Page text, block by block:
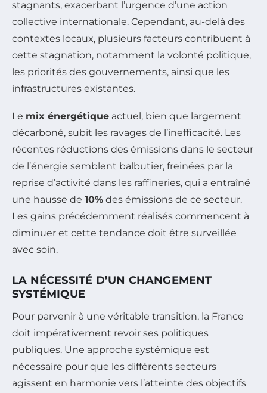
stagnants, exacerbant l’urgence d’une action
collective internationale. Cependant, au-delà des
contextes locaux, plusieurs facteurs contribuent à
cette stagnation, notamment la volonté politique,
les priorités des gouvernements, ainsi que les
infrastructures existantes.
Le mix énergétique actuel, bien que largement
décarboné, subit les ravages de l’inefficacité. Les
récentes réductions des émissions dans le secteur
de l’énergie semblent balbutier, freinées par la
reprise d’activité dans les raffineries, qui a entraîné
une hausse de 10% des émissions de ce secteur.
Les gains précédemment réalisés commencent à
diminuer et cette tendance doit être surveillée
avec soin.
LA NÉCESSITÉ D’UN CHANGEMENT
SYSTÉMIQUE
Pour parvenir à une véritable transition, la France
doit impérativement revoir ses politiques
publiques. Une approche systémique est
nécessaire pour que les différents secteurs
agissent en harmonie vers l’atteinte des objectifs